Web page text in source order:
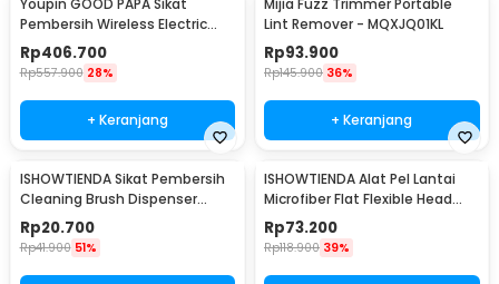
Youpin GOOD PAPA Sikat
Pembersih Wireless Electric
Cleaning - CL99
Rp406.700
Rp557.900 28%
+ Keranjang
Mijia Fuzz Trimmer Portable
Lint Remover - MQXJQ01KL
Rp93.900
Rp145.900 36%
+ Keranjang
ISHOWTIENDA Sikat Pembersih
Cleaning Brush Dispenser
Sabun Air - S0026
Rp20.700
Rp41.900 51%
ISHOWTIENDA Alat Pel Lantai
Microfiber Flat Flexible Head
with Bucket - FMI60
Rp73.200
Rp118.900 39%